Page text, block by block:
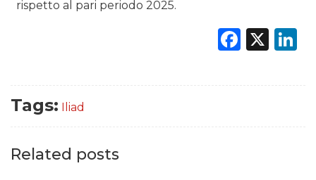
rispetto al pari periodo 2025.
X
Tags: Iliad
Related posts